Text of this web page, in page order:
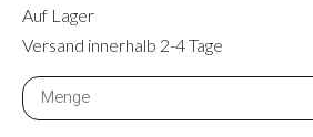
Auf Lager
Versand innerhalb 2-4 Tage